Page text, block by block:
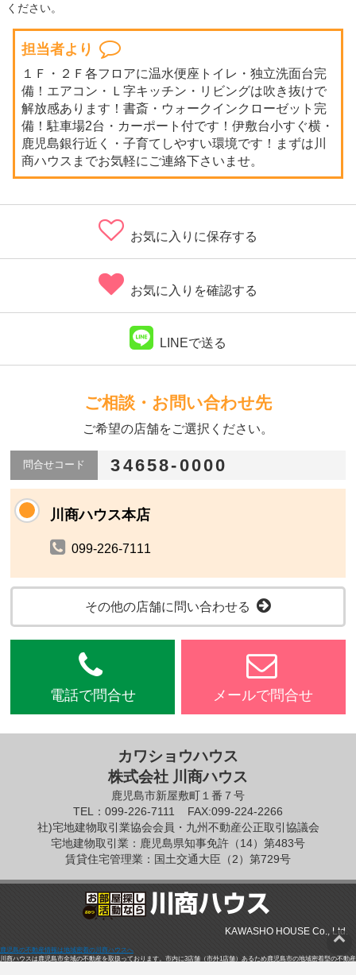
ください。
担当者より
１Ｆ・２Ｆ各フロアに温水便座トイレ・独立洗面台完
備！エアコン・Ｌ字キッチン・リビングは吹き抜けで
解放感あります！書斎・ウォークインクローゼット完
備！駐車場2台・カーポート付です！伊敷台小すぐ横・
鹿児島銀行近く・子育てしやすい環境です！まずは川
商ハウスまでお気軽にご連絡下さいませ。
お気に入りに保存する
お気に入りを確認する
LINEで送る
ご相談・お問い合わせ先
ご希望の店舗をご選択ください。
問合せコード 34658-0000
川商ハウス本店
099-226-7111
その他の店舗に問い合わせる
電話で問合せ メールで問合せ
カワショウハウス
株式会社 川商ハウス
鹿児島市新屋敷町１番７号
TEL：099-226-7111
FAX:099-224-2266
社)宅地建物取引業協会会員・九州不動産公正取引協議会
宅地建物取引業：鹿児島県知事免許（14）第483号
賃貸住宅管理業：国土交通大臣（2）第729号
KAWASHO HOUSE Co., Ltd.
鹿児島の不動産情報は地域密着の川商ハウスへ
川商ハウスは鹿児島市全域の不動産を取扱っております。市内に3店舗（市外1店舗）あるため鹿児島市の地域密着型の不動産